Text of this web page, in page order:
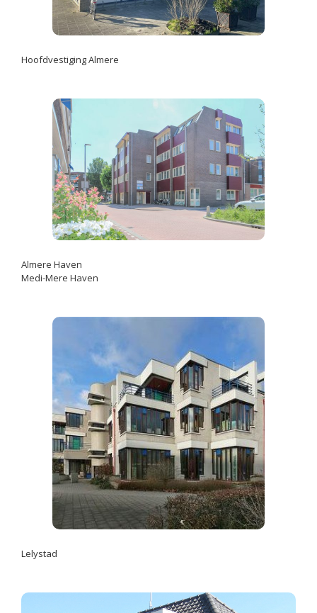
Hoofdvestiging Almere
Almere Haven
Medi-Mere Haven
Lelystad